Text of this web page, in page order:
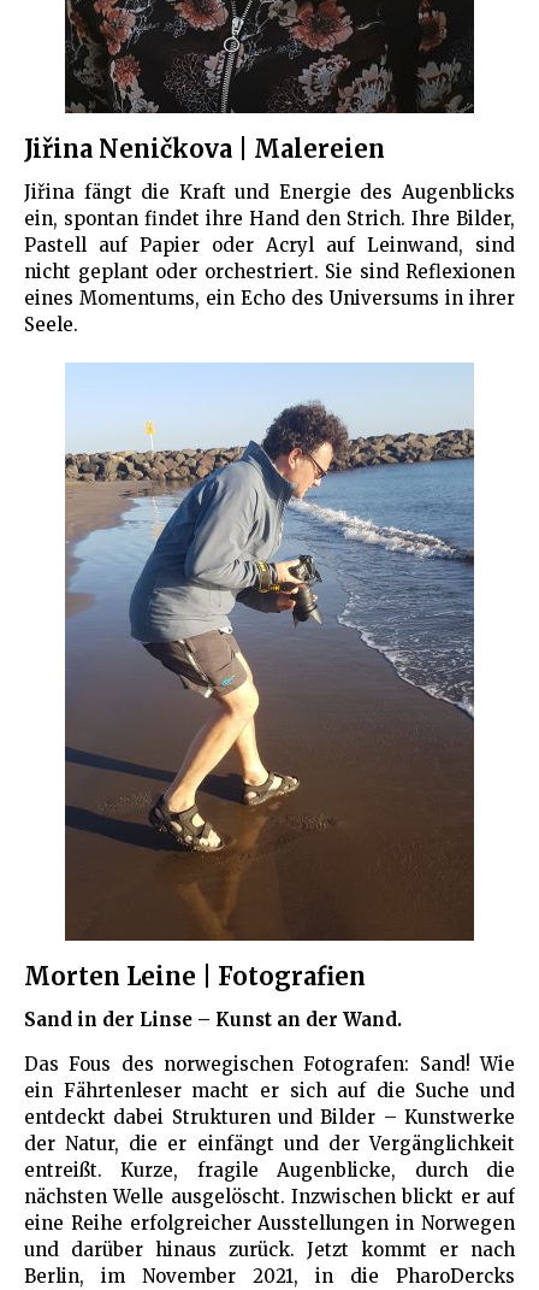
Jiřina Neničkova | Malereien
Jiřina fängt die Kraft und Energie des Augenblicks
ein, spontan findet ihre Hand den Strich. Ihre Bilder,
Pastell auf Papier oder Acryl auf Leinwand, sind
nicht geplant oder orchestriert. Sie sind Reflexionen
eines Momentums, ein Echo des Universums in ihrer
Seele.
Morten Leine | Fotografien
Sand in der Linse – Kunst an der Wand.
Das Fous des norwegischen Fotografen: Sand! Wie
ein Fährtenleser macht er sich auf die Suche und
entdeckt dabei Strukturen und Bilder – Kunstwerke
der Natur, die er einfängt und der Vergänglichkeit
entreißt. Kurze, fragile Augenblicke, durch die
nächsten Welle ausgelöscht. Inzwischen blickt er auf
eine Reihe erfolgreicher Ausstellungen in Norwegen
und darüber hinaus zurück. Jetzt kommt er nach
Berlin, im November 2021, in die PharoDercks